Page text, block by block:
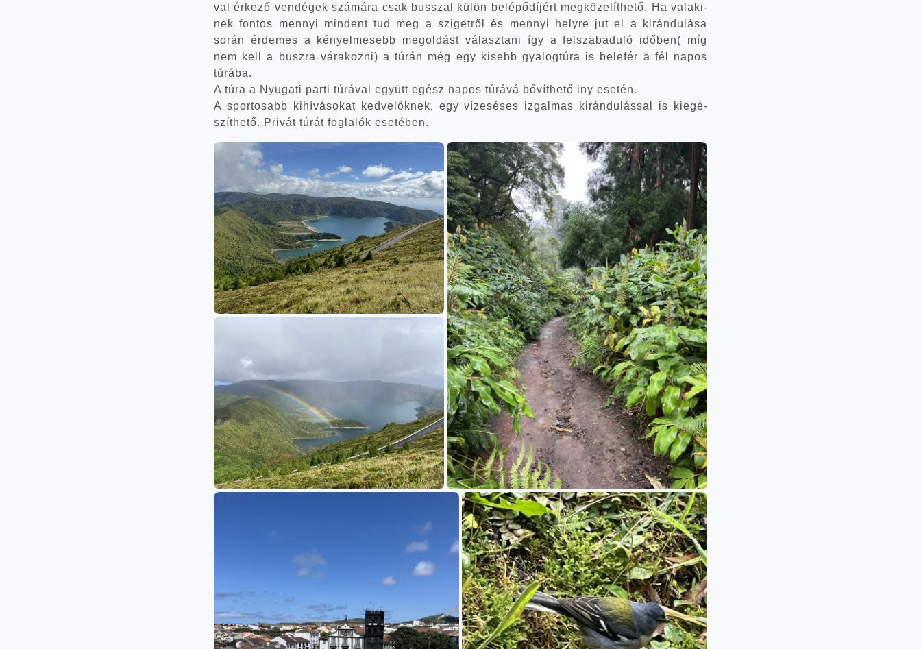
val érke­ző ven­dé­gek szá­má­ra csak busszal külön belé­pő­dí­jért meg­kö­ze­lít­he­tő. Ha vala­ki­
nek fon­tos mennyi min­dent tud meg a szi­get­ről és mennyi hely­re jut el a kirán­du­lá­sa
során érde­mes a kényel­me­sebb meg­ol­dást válasz­ta­ni így a fel­sza­ba­du­ló idő­ben( míg
nem kell a busz­ra vára­koz­ni) a túrán még egy kisebb gya­log­tú­ra is bele­fér a fél napos
túrá­ba.
A túra a Nyu­ga­ti par­ti túrá­val együtt egész napos túrá­vá bővít­he­tő iny ese­tén.
A spor­to­sabb kihí­vá­so­kat ked­ve­lők­nek, egy víz­esé­ses izgal­mas kirán­du­lás­sal is kiegé­
szít­he­tő. Pri­vát túrát fog­la­lók esetében.